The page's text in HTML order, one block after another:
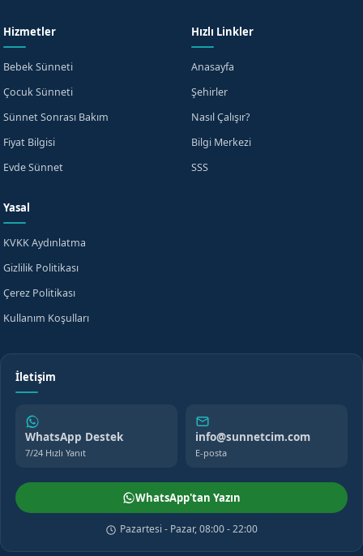
Hizmetler
Bebek Sünneti
Çocuk Sünneti
Sünnet Sonrası Bakım
Fiyat Bilgisi
Evde Sünnet
Hızlı Linkler
Anasayfa
Şehirler
Nasıl Çalışır?
Bilgi Merkezi
SSS
Yasal
KVKK Aydınlatma
Gizlilik Politikası
Çerez Politikası
Kullanım Koşulları
İletişim
WhatsApp Destek
7/24 Hızlı Yanıt
info@sunnetcim.com
E-posta
WhatsApp'tan Yazın
Pazartesi - Pazar, 08:00 - 22:00